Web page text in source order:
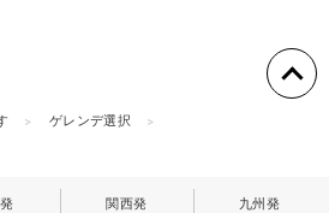
ゲレンデ選択
関西発 九州発